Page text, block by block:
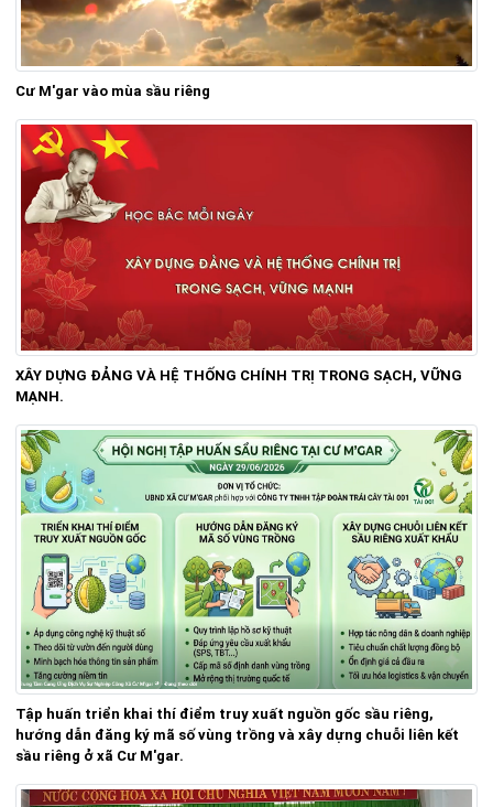
Cư M'gar vào mùa sầu riêng
XÂY DỰNG ĐẢNG VÀ HỆ THỐNG CHÍNH TRỊ TRONG SẠCH, VỮNG
MẠNH.
Tập huấn triển khai thí điểm truy xuất nguồn gốc sầu riêng,
hướng dẫn đăng ký mã số vùng trồng và xây dựng chuỗi liên kết
sầu riêng ở xã Cư M'gar.